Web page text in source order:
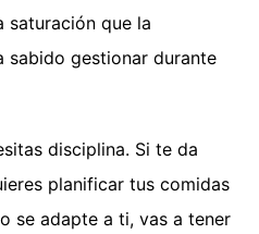
saturación que la
sabido gestionar durante
disciplina. Si te da
planificar tus comidas
se adapte a ti, vas a tener